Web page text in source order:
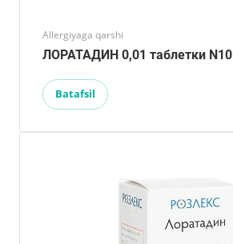
Allergiyaga qarshi
ЛОРАТАДИН 0,01 таблетки N10
Batafsil